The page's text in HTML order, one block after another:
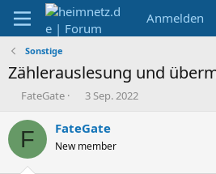
Anmelden
Sonstige
Zählerauslesung und
E
s
FateGate
E
s
e
3 Sep. 2022
F FateGate
New member